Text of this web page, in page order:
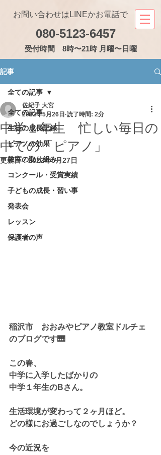
080-5123-6457
お問い合わせはLINEかお電話で
受付時間 8時〜21時 月曜〜日曜
記事
全ての記事
生徒の成長記録
ピアノの効果
教室の取り組み
コンクール・受賞実績
子どもの成長・習い事
発表会
レッスン
保護者の声
全ての記事
中学１年生 忙しい毎日の
中での「ピアノ」
佐紀子 大宮
2022年5月26日 読了時間: 2分
更新日：2022年5月27日
稲沢市　おおみやピアノ教室ドルチェ
のブログです🎹
この春、
中学に入学したばかりの
中学１年生のBさん。
生活環境が変わって２ヶ月ほど。
どの様にお過ごしなのでしょうか？
今の近況を